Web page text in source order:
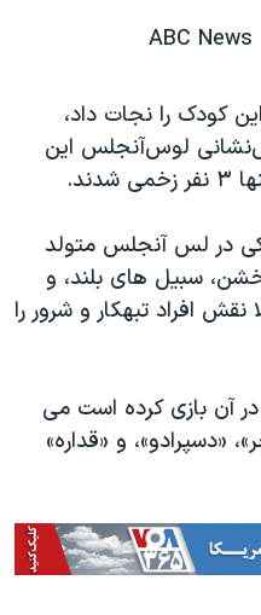
کودک را نجات داد،
لوس‌آنجلس این
در لس آنجلس متولد
سبیل های بلند، و
افراد تبهکار و شرور را
آن بازی کرده است می
«دسپرادو»، و «قداره»